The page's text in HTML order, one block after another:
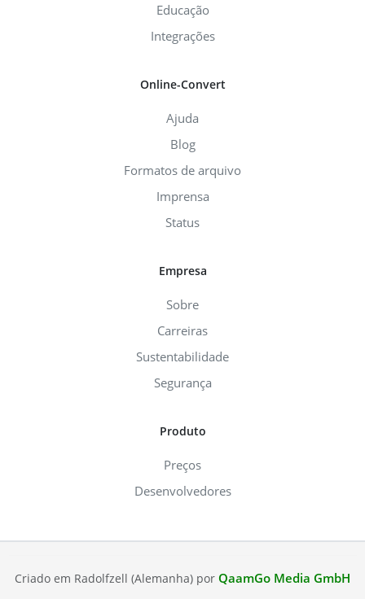
Educação
Integrações
Online-Convert
Ajuda
Blog
Formatos de arquivo
Imprensa
Status
Empresa
Sobre
Carreiras
Sustentabilidade
Segurança
Produto
Preços
Desenvolvedores
Criado em Radolfzell (Alemanha) por QaamGo Media GmbH